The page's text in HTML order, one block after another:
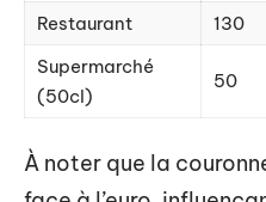
Restaurant
130
Supermarché
(50cl)
50
À noter que la